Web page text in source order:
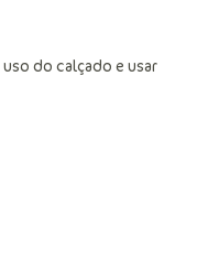
do calçado e usar